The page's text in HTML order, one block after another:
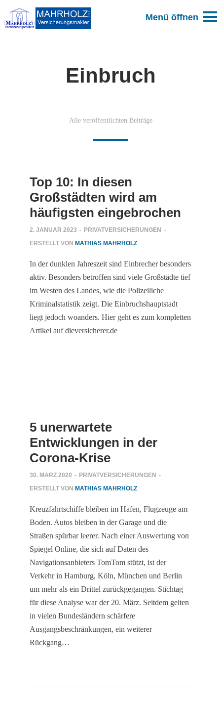
Einbruch
Alle veröffentlichten Beiträge
Top 10: In diesen
Großstädten wird am
häufigsten eingebrochen
2. JANUAR 2023 - PRIVATVERSICHERUNGEN -
ERSTELLT VON MATHIAS MAHRHOLZ
In der dunklen Jahreszeit sind Einbrecher besonders
aktiv. Besonders betroffen sind viele Großstädte tief
im Westen des Landes, wie die Polizeiliche
Kriminalstatistik zeigt. Die Einbruchshauptstadt
liegt jedoch woanders. Hier geht es zum kompletten
Artikel auf dieversicherer.de
5 unerwartete
Entwicklungen in der
Corona-Krise
30. MÄRZ 2020 - PRIVATVERSICHERUNGEN -
ERSTELLT VON MATHIAS MAHRHOLZ
Kreuzfahrtschiffe bleiben im Hafen, Flugzeuge am
Boden. Autos bleiben in der Garage und die
Straßen spürbar leerer. Nach einer Auswertung von
Spiegel Online, die sich auf Daten des
Navigationsanbieters TomTom stützt, ist der
Verkehr in Hamburg, Köln, München und Berlin
um mehr als ein Drittel zurückgegangen. Stichtag
für diese Analyse war der 20. März. Seitdem gelten
in vielen Bundesländern schärfere
Ausgangsbeschränkungen, ein weiterer
Rückgang…